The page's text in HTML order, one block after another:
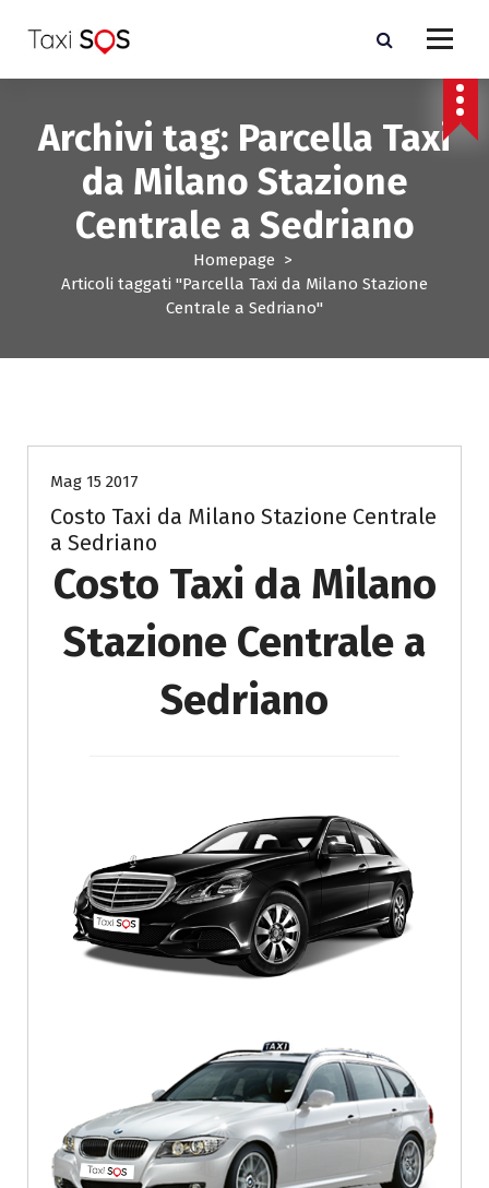
a
Archivi tag: Parcella Taxi
da Milano Stazione
Centrale a Sedriano
Homepage >
Articoli taggati "Parcella Taxi da Milano Stazione
Centrale a Sedriano"
Mag 15 2017
Costo Taxi da Milano Stazione Centrale
a Sedriano
Costo Taxi da Milano
Stazione Centrale a
Sedriano